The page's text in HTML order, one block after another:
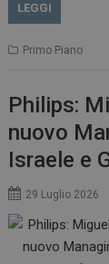
LEGGI
Primo Piano
Philips:
nuovo
Israele e
29 Luglio 2026